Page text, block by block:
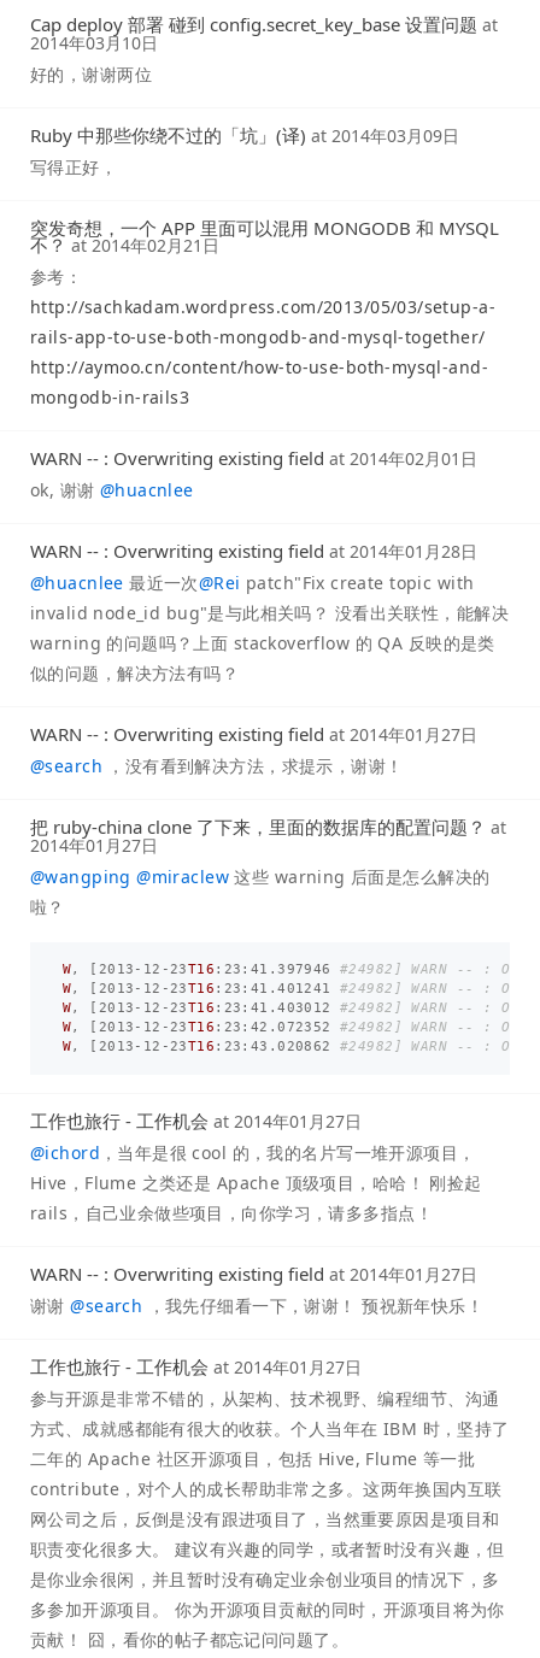
Cap deploy 部署 碰到 config.secret_key_base 设置问题 at
2014年03月10日
好的，谢谢两位
Ruby 中那些你绕不过的「坑」(译) at 2014年03月09日
写得正好，
突发奇想，一个 APP 里面可以混用 MONGODB 和 MYSQL
不？ at2014年02月21日
参考：
http://sachkadam.wordpress.com/2013/05/03/setup-a-
rails-app-to-use-both-mongodb-and-mysql-together/
http://aymoo.cn/content/how-to-use-both-mysql-and-
mongodb-in-rails3
WARN -- : Overwriting existing field at 2014年02月01日
ok, 谢谢 @huacnlee
WARN -- : Overwriting existing field at 2014年01月28日
@huacnlee 最近一次@Rei patch"Fix create topic with
invalid node_id bug"是与此相关吗？ 没看出关联性，能解决
warning 的问题吗？上面 stackoverflow 的 QA 反映的是类
似的问题，解决方法有吗？
WARN -- : Overwriting existing field at 2014年01月27日
@search ，没有看到解决方法，求提示，谢谢！
把 ruby-china clone 了下来，里面的数据库的配置问题？ at
2014年01月27日
@wangping @miraclew 这些 warning 后面是怎么解决的
啦？
W, [ 2013 - 12 -23T16 : 23 : 41.397946
#24982] WARN -- :
W, [ 2013 - 12 -23T16 : 23 : 41.401241
#24982] WARN -- :
W, [ 2013 - 12 -23T16 : 23 : 41.403012
#24982] WARN -- :
W, [ 2013 - 12 -23T16 : 23 : 42.072352
#24982] WARN -- :
W, [ 2013 - 12 -23T16 : 23 : 43.020862 #24982] WARN -- :
工作也旅行 - 工作机会 at 2014年01月27日
@ichord ，当年是很 cool 的，我的名片写一堆开源项目，
Hive，Flume 之类还是 Apache 顶级项目，哈哈！ 刚捡起
rails，自己业余做些项目，向你学习，请多多指点！
WARN -- : Overwriting existing field at 2014年01月27日
谢谢@search ，我先仔细看一下，谢谢！ 预祝新年快乐！
工作也旅行 - 工作机会 at 2014年01月27日
参与开源是非常不错的，从架构、技术视野、编程细节、沟通
方式、成就感都能有很大的收获。个人当年在 IBM 时，坚持了
二年的 Apache 社区开源项目，包括 Hive, Flume 等一批
contribute，对个人的成长帮助非常之多。这两年换国内互联
网公司之后，反倒是没有跟进项目了，当然重要原因是项目和
职责变化很多大。 建议有兴趣的同学，或者暂时没有兴趣，但
是你业余很闲，并且暂时没有确定业余创业项目的情况下，多
多参加开源项目。 你为开源项目贡献的同时，开源项目将为你
贡献！ 囧，看你的帖子都忘记问问题了。